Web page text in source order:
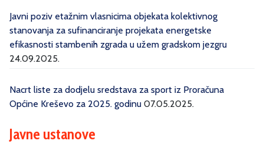
Javni poziv etažnim vlasnicima objekata kolektivnog
stanovanja za sufinanciranje projekata energetske
efikasnosti stambenih zgrada u užem gradskom jezgru
24.09.2025.
Nacrt liste za dodjelu sredstava za sport iz Proračuna
Općine Kreševo za 2025. godinu 07.05.2025.
Javne ustanove